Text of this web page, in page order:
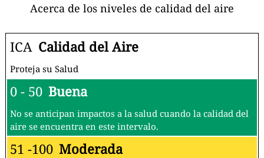
Acerca de los niveles de calidad del aire
ICA Calidad del Aire
Proteja su Salud
0 - 50 Buena
No se anticipan impactos a la salud cuando la calidad del
aire se encuentra en este intervalo.
51 -100 Moderada